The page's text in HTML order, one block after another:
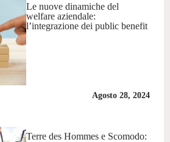
Le nuove dinamiche del
welfare aziendale:
l’integrazione dei public benefit
Agosto 28, 2024
Terre des Hommes e Scomodo: